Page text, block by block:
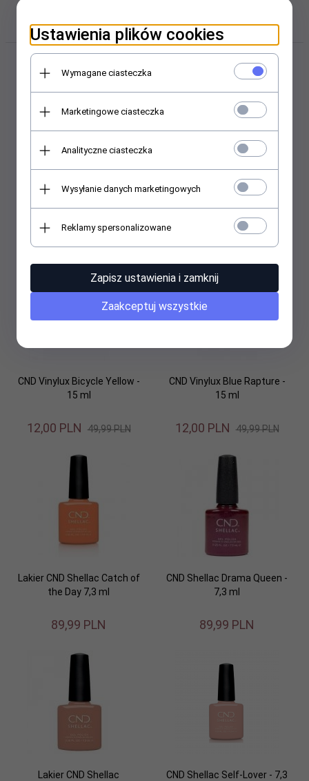
kosmetycznej Abant.pl
Lakier CND Shellac White
Button Down 7,3 ml
89,99PLN
Lakier CND Shellac Glitter
Sneakers 7,3 ml
PLN
CND Vinylux Bicycle Yellow -
15 ml
12,00 PLN 49,99 PLN
Promocja
CND Vinylux Blue Rapture -
15 ml
12,00 PLN 49,99 PLN
Lakier CND Shellac Catch of
the Day 7,3 ml
89,99 PLN
CND Shellac Drama Queen -
7,3 ml
89,99 PLN
Lakier CND Shellac
CND Shellac Self-Lover - 7,3
Ustawienia plików cookies
Wymagane ciasteczka
Marketingowe ciasteczka
Analityczne ciasteczka
Wysyłanie danych marketingowych
Reklamy spersonalizowane
Zapisz ustawienia i zamknij
Zaakceptuj wszystkie